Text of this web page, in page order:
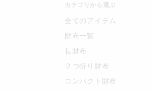
カテゴリから選ぶ
全てのアイテム
財布一覧
長財布
２つ折り財布
コンパクト財布